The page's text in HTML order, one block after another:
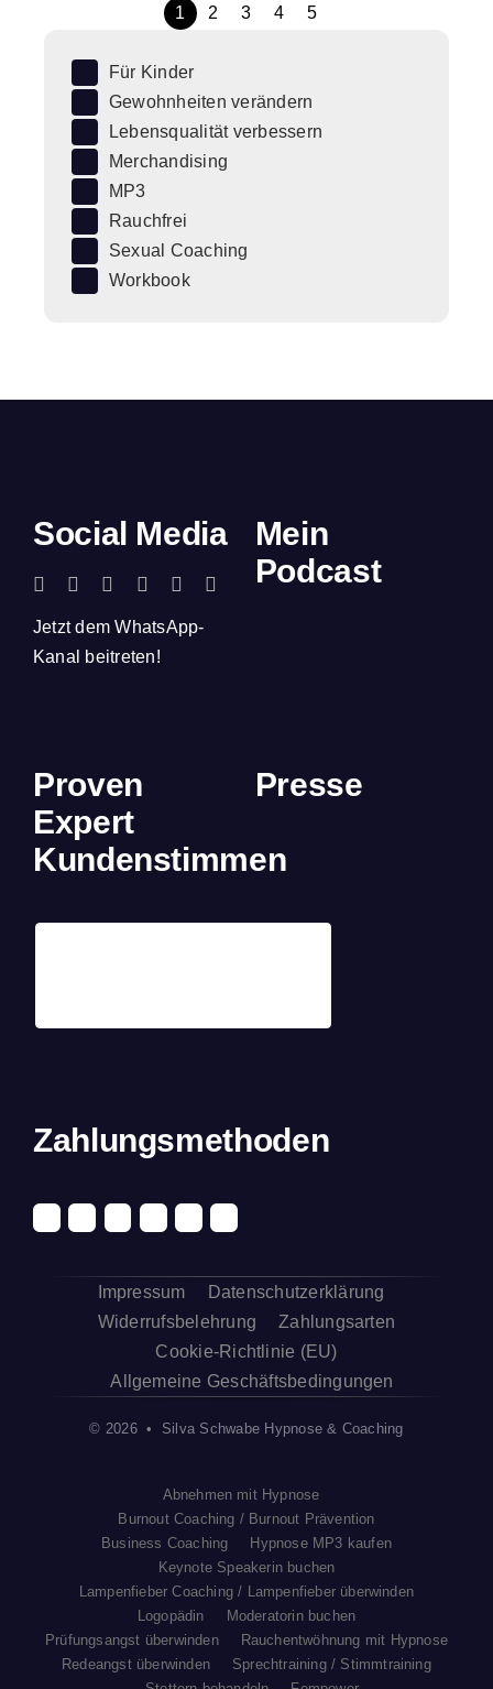
1 2 3 4 5
Für Kinder
Gewohnheiten verändern
Lebensqualität verbessern
Merchandising
MP3
Rauchfrei
Sexual Coaching
Workbook
Social Media
Jetzt dem WhatsApp-
Kanal beitreten!
Mein
Podcast
Proven
Expert
Kundenstimmen
Presse
Zahlungsmethoden
Impressum
Datenschutzerklärung
Widerrufsbelehrung
Zahlungsarten
Cookie-Richtlinie (EU)
Allgemeine Geschäftsbedingungen
© 2026 • Silva Schwabe Hypnose & Coaching
Abnehmen mit Hypnose
Burnout Coaching / Burnout Prävention
Business Coaching
Hypnose MP3 kaufen
Keynote Speakerin buchen
Lampenfieber Coaching / Lampenfieber überwinden
Logopädin
Moderatorin buchen
Prüfungsangst überwinden
Rauchentwöhnung mit Hypnose
Redeangst überwinden
Sprechtraining / Stimmtraining